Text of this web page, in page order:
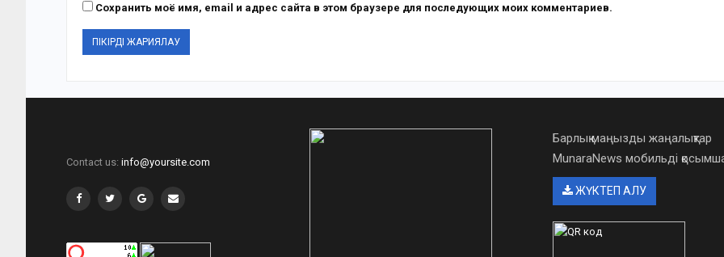
Сохранить моё имя, email и адрес сайта в этом браузере для последующих моих комментариев.
Contact us: info@yoursite.com
Барлық маңызды жаңалықтар
MunaraNews мобильді
ЖҮКТЕП АЛУ